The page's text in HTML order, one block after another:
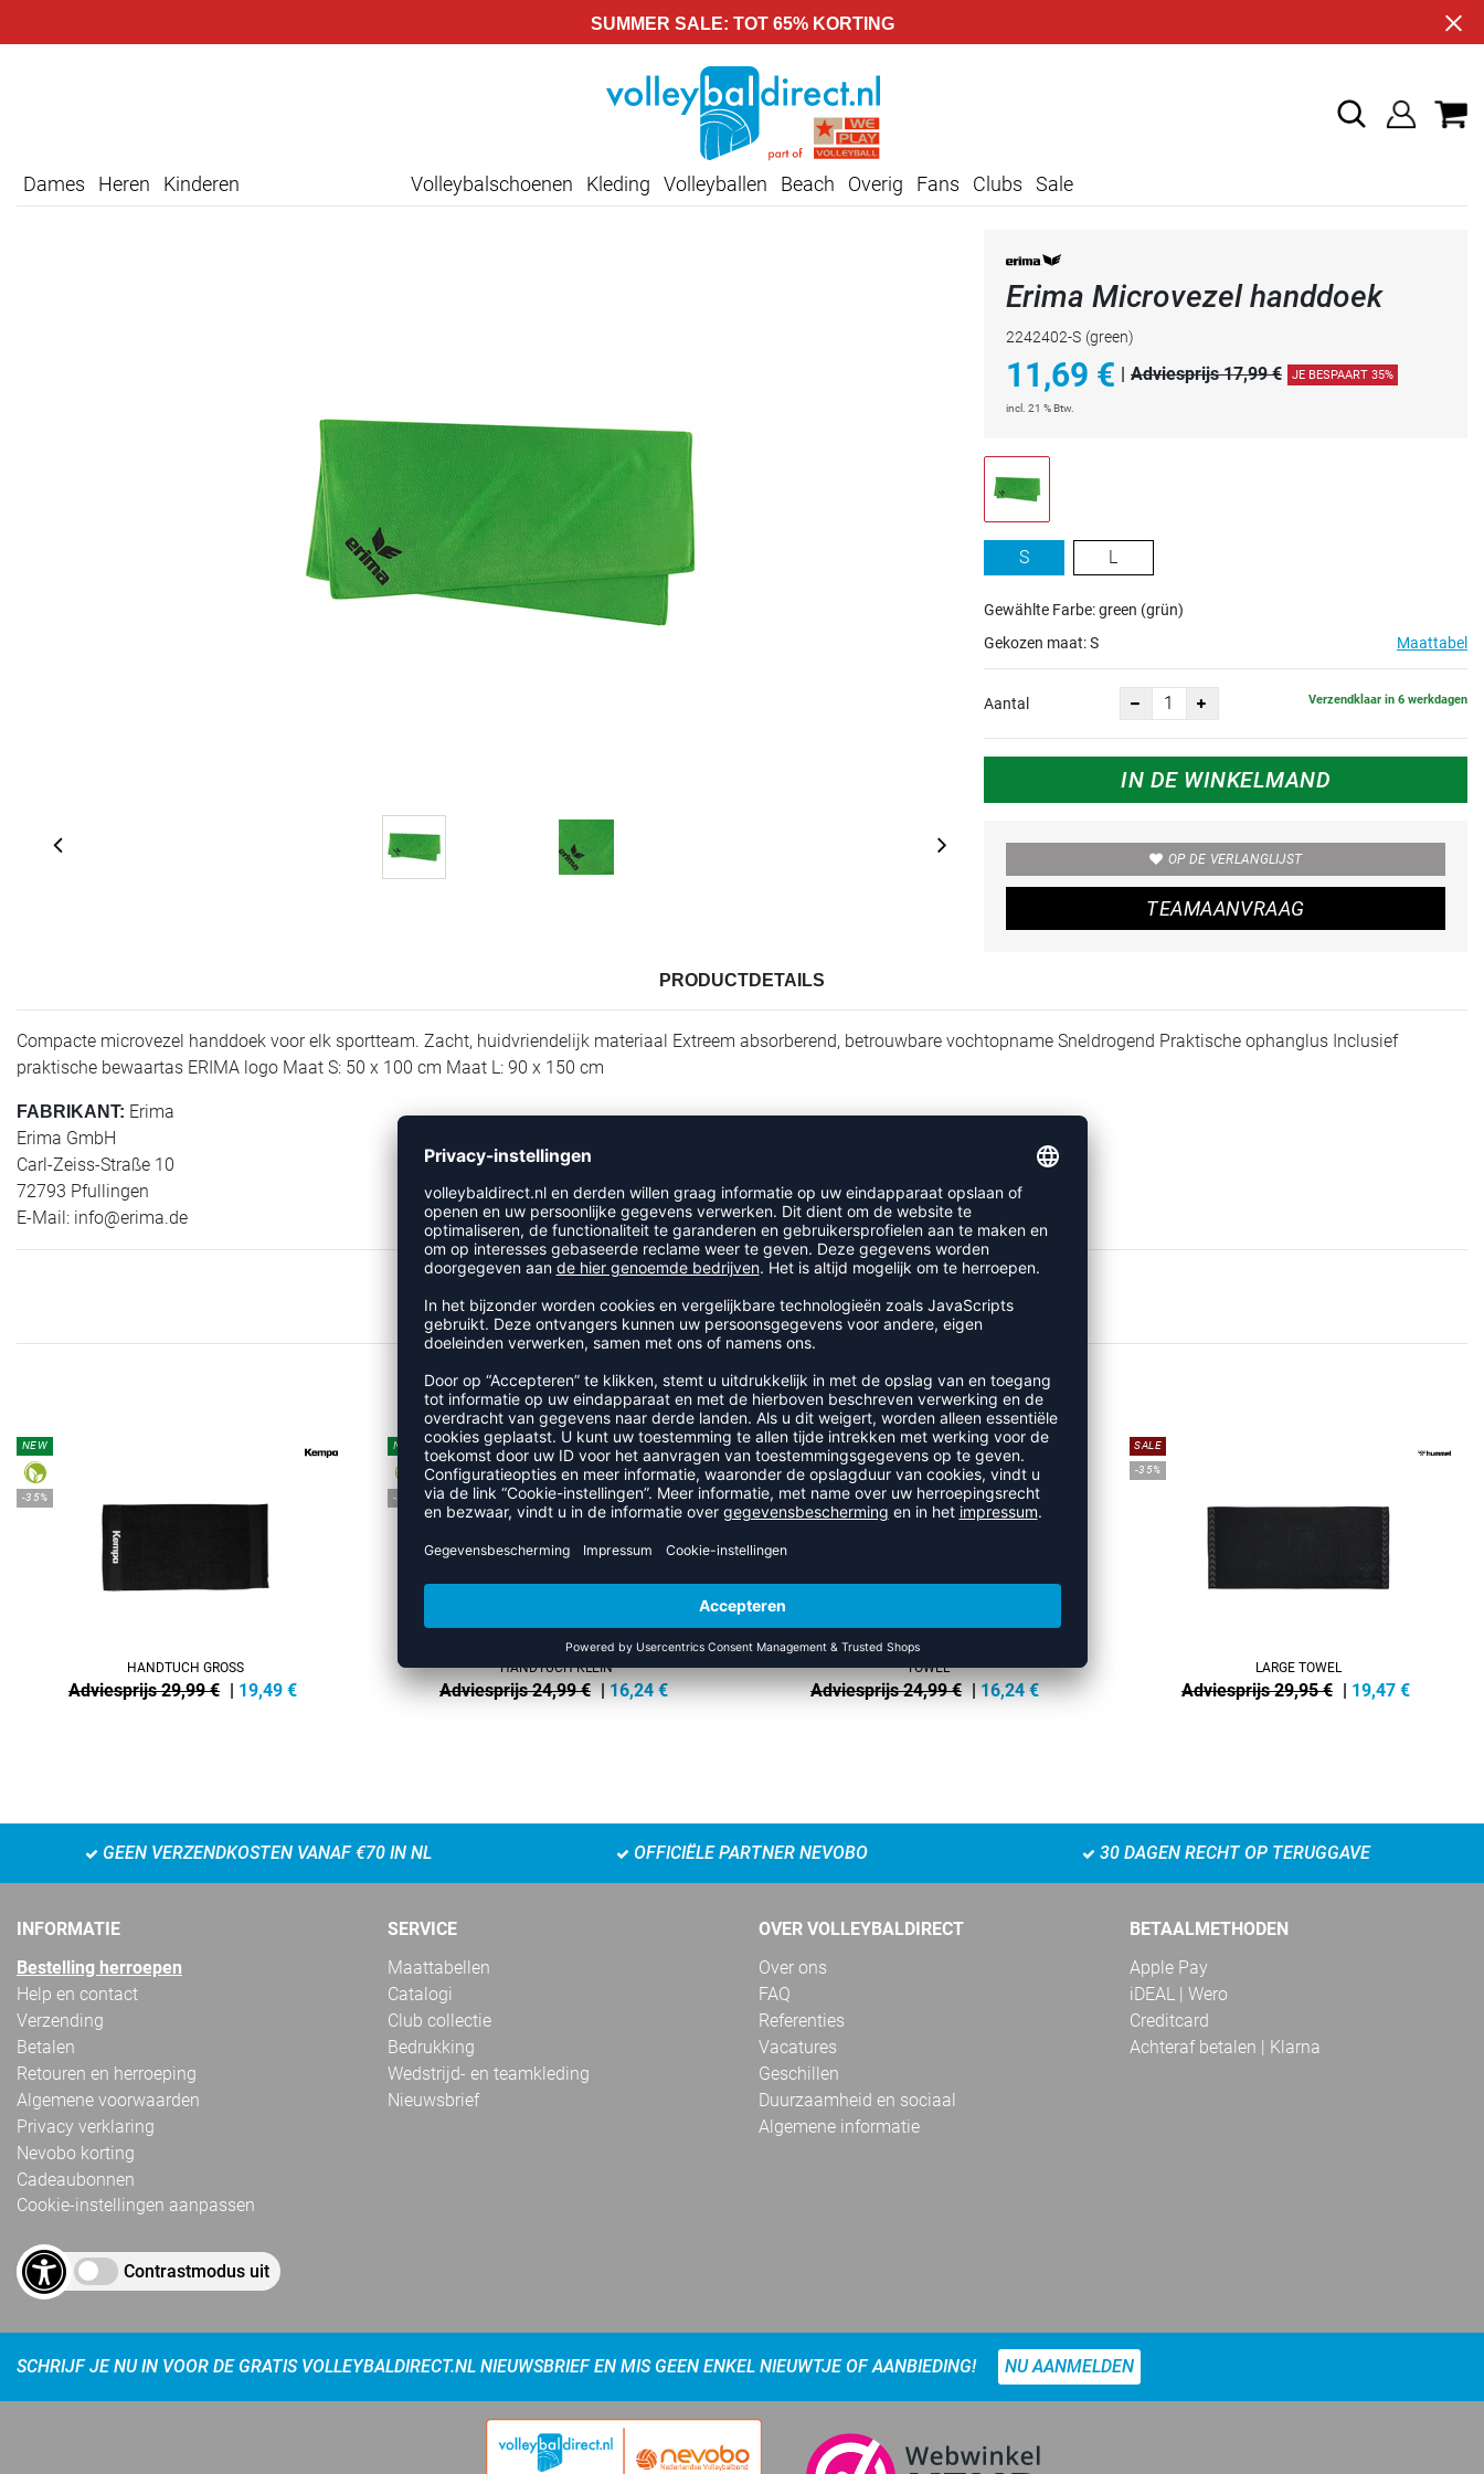
SUMMER SALE: TOT 65% KORTING
Dames Heren Kinderen Volleybalschoenen Kleding Volleyballen Beach Overig Fans Clubs Sale
Erima Microvezel handdoek
2242402-S (green)
11,69 € Adviesprijs 17,99 € JE BESPAART 35%
incl. 21 % Btw.
S L
Gewählte Farbe: green (grün)
Gekozen maat:S Maattabel
Aantal Verzendklaar in 6 werkdagen
IN DE WINKELMAND
OP DE VERLANGLIJST
TEAMAANVRAAG
PRODUCTDETAILS
Compacte microvezel handdoek voor elk sportteam. Zacht, huidvriendelijk materiaal Extreem absorberend, betrouwbare vochtopname Sneldrogend Praktische ophanglus Inclusief
praktische bewaartas ERIMA logo Maat S: 50 x 100 cm Maat L: 90 x 150 cm
FABRIKANT: Erima
Erima GmbH
Carl-Zeiss-Straße 10
72793 Pfullingen
E-Mail: info@erima.de
RECENT BEKEKEN
MEER UIT DE CATEGORIE DIVERSEN
NEW
-35%
HANDTUCH GROSS
Adviesprijs 29,99 € | 19,49 €
NEW
-35%
HANDTUCH KLEIN
Adviesprijs 24,99 € |16,24 €
NEW
-35%
TOWEL
Adviesprijs 24,99 € |16,24 €
SALE
-35%
LARGE TOWEL
Adviesprijs 29,95 € | 19,47 €
GEEN VERZENDKOSTEN VANAF €70 IN NL OFFICIËLE PARTNER NEVOBO 30 DAGEN RECHT OP TERUGGAVE
INFORMATIE
Bestelling herroepen
Help en contact
Verzending
Betalen
Retouren en herroeping
Algemene voorwaarden
Privacy verklaring
Nevobo korting
Cadeaubonnen
Cookie-instellingen aanpassen
Contrastmodus uit
SERVICE
Maattabellen
Catalogi
Club collectie
Bedrukking
Wedstrijd- en teamkleding
Nieuwsbrief
OVER VOLLEYBALDIRECT
Over ons
FAQ
Referenties
Vacatures
Geschillen
Duurzaamheid en sociaal
Algemene informatie
BETAALMETHODEN
Apple Pay
iDEAL | Wero
Creditcard
Achteraf betalen | Klarna
SCHRIJF JE NU IN VOOR DE GRATIS VOLLEYBALDIRECT.NL NIEUWSBRIEF EN MIS GEEN ENKEL NIEUWTJE OF AANBIEDING! NU AANMELDEN